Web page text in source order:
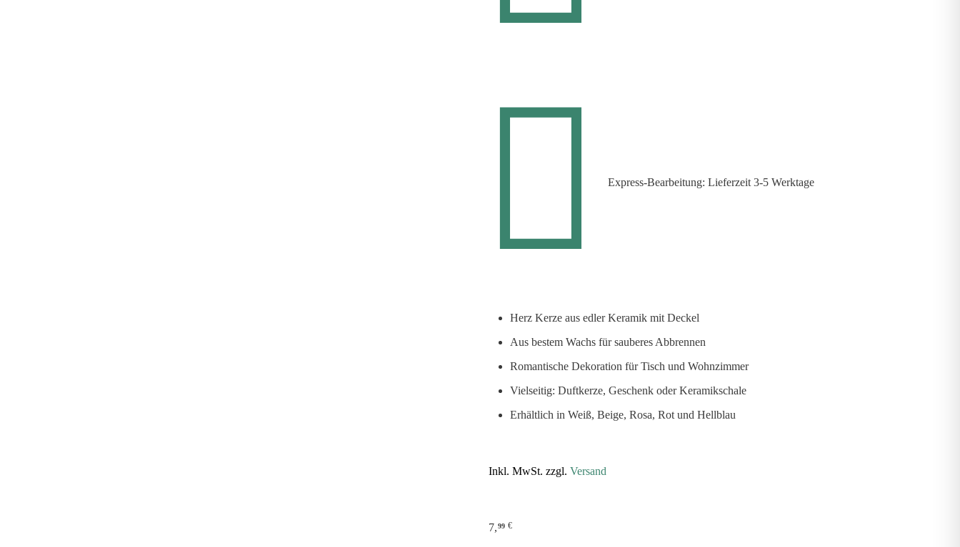
Express-Bearbeitung: Lieferzeit 3-5 Werktage
Herz Kerze aus edler Keramik mit Deckel
Aus bestem Wachs für sauberes Abbrennen
Romantische Dekoration für Tisch und Wohnzimmer
Vielseitig: Duftkerze, Geschenk oder Keramikschale
Erhältlich in Weiß, Beige, Rosa, Rot und Hellblau
Inkl. MwSt. zzgl. Versand
7,99 €